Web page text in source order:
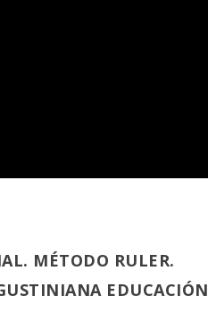
MÉTODO RULER.
EDUCACIÓN